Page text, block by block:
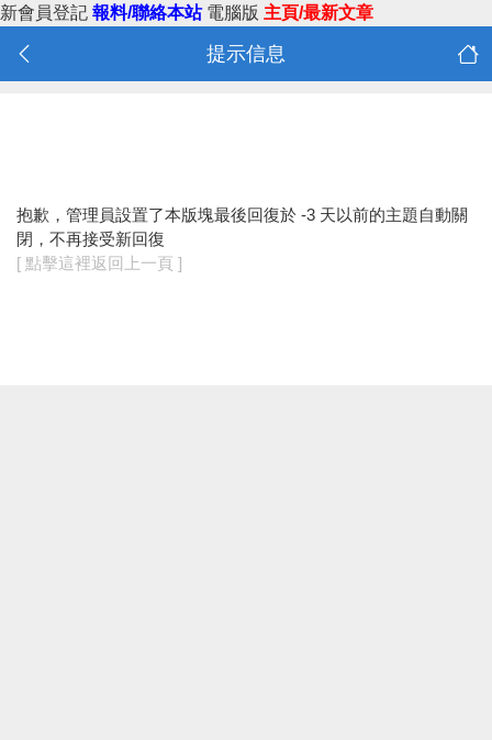
新會員登記 報料/聯絡本站 電腦版 主頁/最新文章
提示信息
抱歉，管理員設置了本版塊最後回復於 -3 天以前的主題自動關
閉，不再接受新回復
[ 點擊這裡返回上一頁 ]